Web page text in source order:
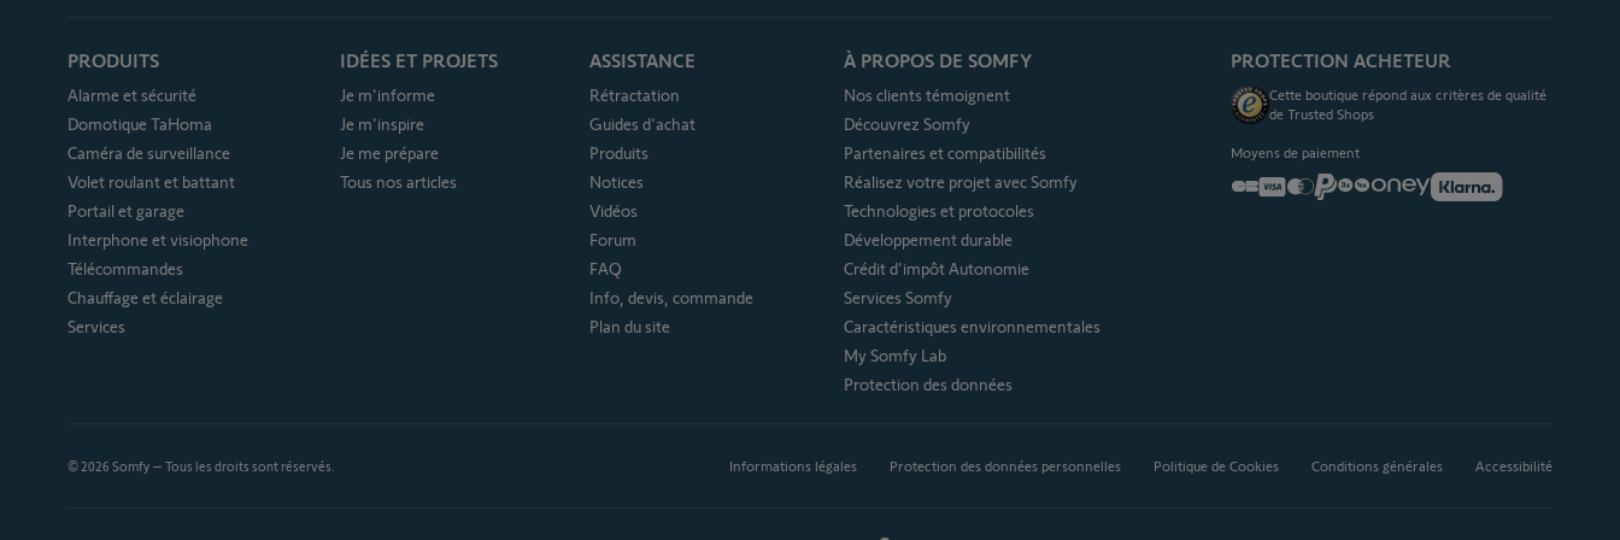
PRODUITS
Alarme et sécurité
Domotique TaHoma
Caméra de surveillance
Volet roulant et battant
Portail et garage
Interphone et visiophone
Télécommandes
Chauffage et éclairage
Services
IDÉES ET PROJETS
Je m'informe
Je m'inspire
Je me prépare
Tous nos articles
ASSISTANCE
Rétractation
Guides d'achat
Produits
Notices
Vidéos
Forum
FAQ
Info, devis, commande
Plan du site
À PROPOS DE SOMFY
Nos clients témoignent
Découvrez Somfy
Partenaires et compatibilités
Réalisez votre projet avec Somfy
Technologies et protocoles
Développement durable
Crédit d'impôt Autonomie
Services Somfy
Caractéristiques environnementales
My Somfy Lab
Protection des données
PROTECTION ACHETEUR
Cette boutique répond aux critères de qualité
de Trusted Shops
Moyens de paiement
© 2026 Somfy – Tous les droits sont réservés. Informations légales Protection des données personnelles Politique de Cookies Conditions générales Accessibilité